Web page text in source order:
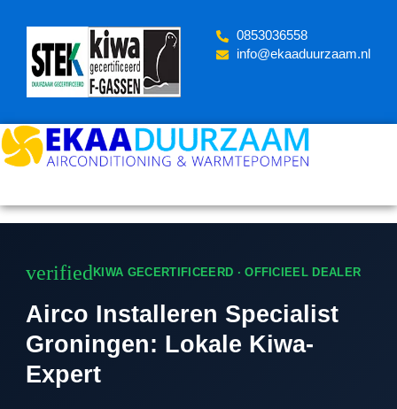
content
‪0853036558
info@ekaaduurzaam.nl
verified KIWA GECERTIFICEERD · OFFICIEEL DEALER
Airco Installeren Specialist
Groningen: Lokale Kiwa-
Expert